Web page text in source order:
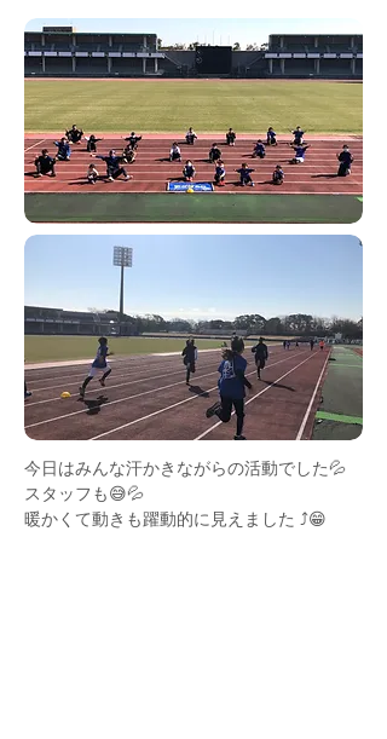
今日はみんな汗かきながらの活動でした💦
スタッフも😅💦
暖かくて動きも躍動的に見えました ⤴️😁